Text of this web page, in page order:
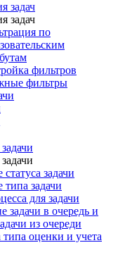
задач
задач
по
фильтров
фильтры
задачи
задачи
для задачи
задачи в очередь и
из очереди
типа оценки и учета